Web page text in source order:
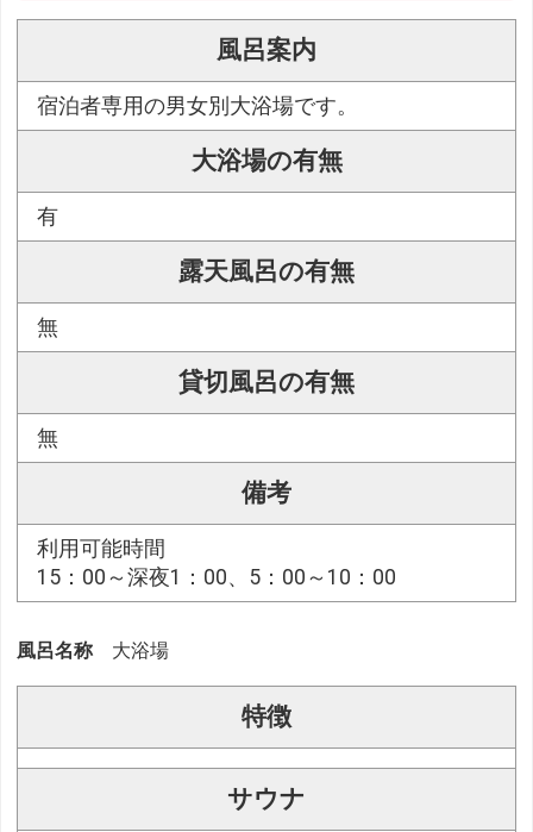
風呂案内
宿泊者専用の男女別大浴場です。
大浴場の有無
有
露天風呂の有無
無
貸切風呂の有無
無
備考
利用可能時間
15：00～深夜1：00、5：00～10：00
風呂名称 大浴場
特徴
サウナ